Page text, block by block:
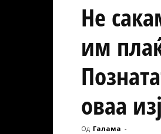
Не
им
оваа
Од Галама -